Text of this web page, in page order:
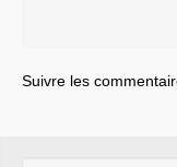
Suivre les